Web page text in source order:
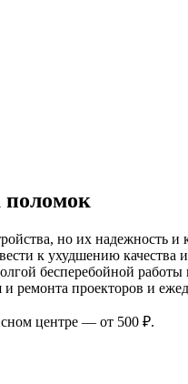
поломок
но их надежность и
к ухудшению
бесперебойной работы
проекторов и
центре — от 500 ₽.